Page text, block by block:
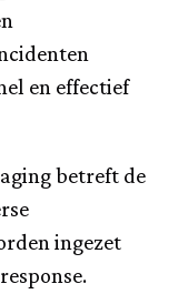
en effectief
betreft de
ingezet